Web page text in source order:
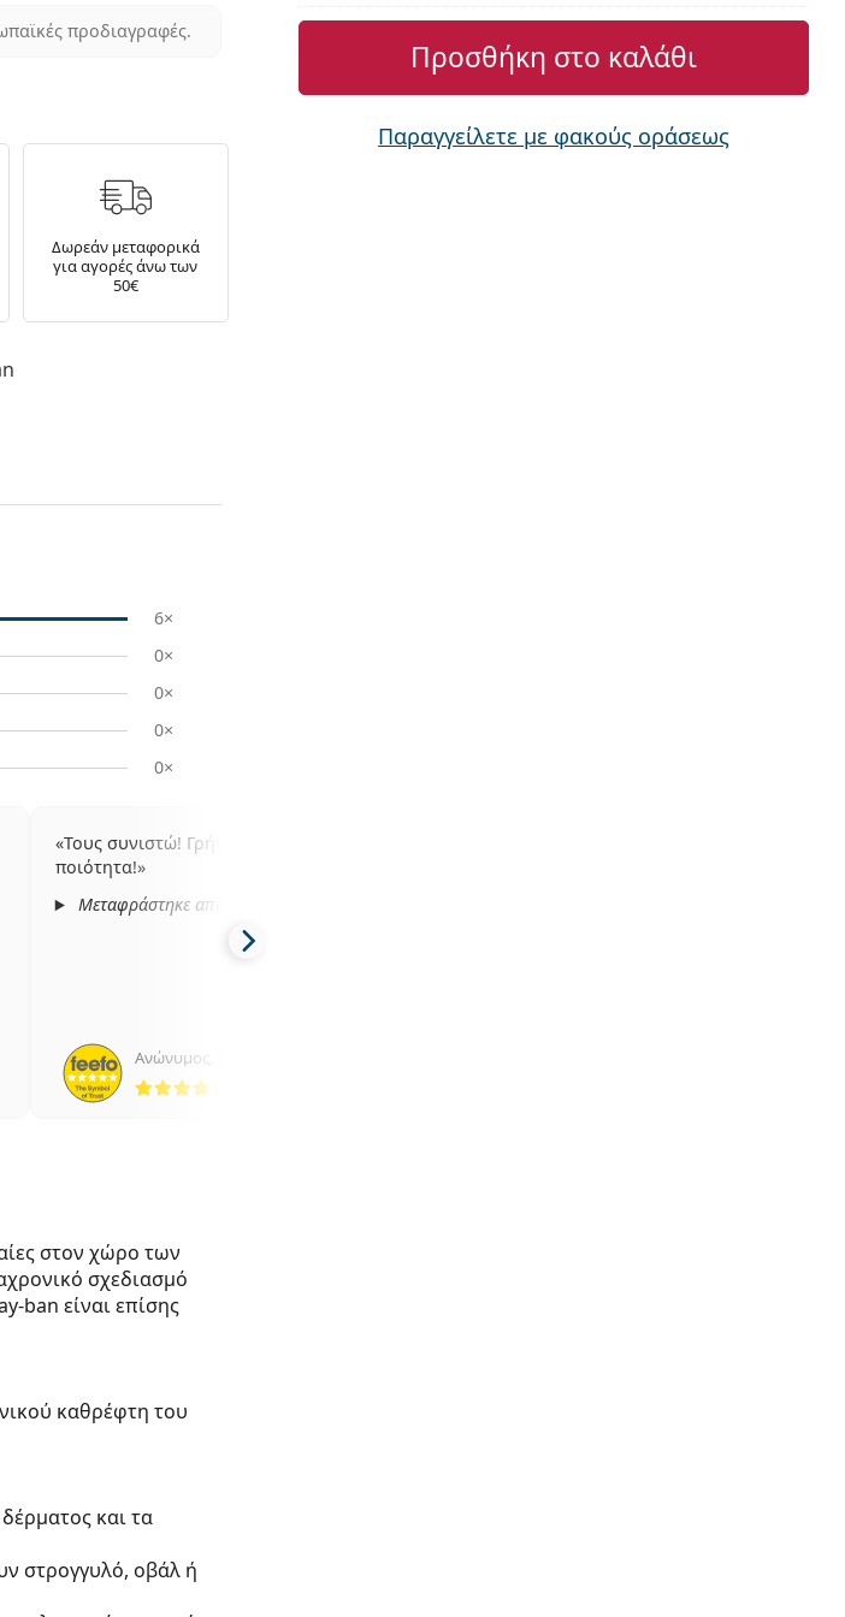
προδιαγραφές.
Προσθήκη στο καλάθι
Παραγγείλετε με φακούς οράσεως
Δωρεάν μεταφορικά
για αγορές άνω των
50€
6×
0×
0×
0×
0×
5
Τους συνιστώ! Γρήγορη αποστολή και
ποιότητα!
Μεταφράστηκε από
Ανώνυμος
στον χώρο των
σχεδιασμό
ban είναι επίσης
καθρέφτη του
και τα
στρογγυλό, οβάλ ή